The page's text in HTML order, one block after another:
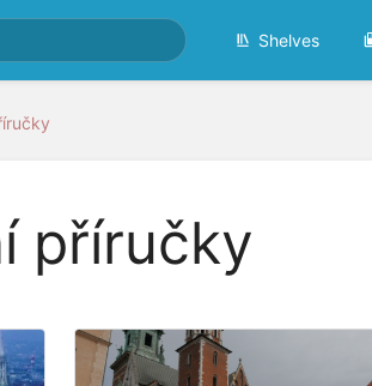
Shelves
příručky